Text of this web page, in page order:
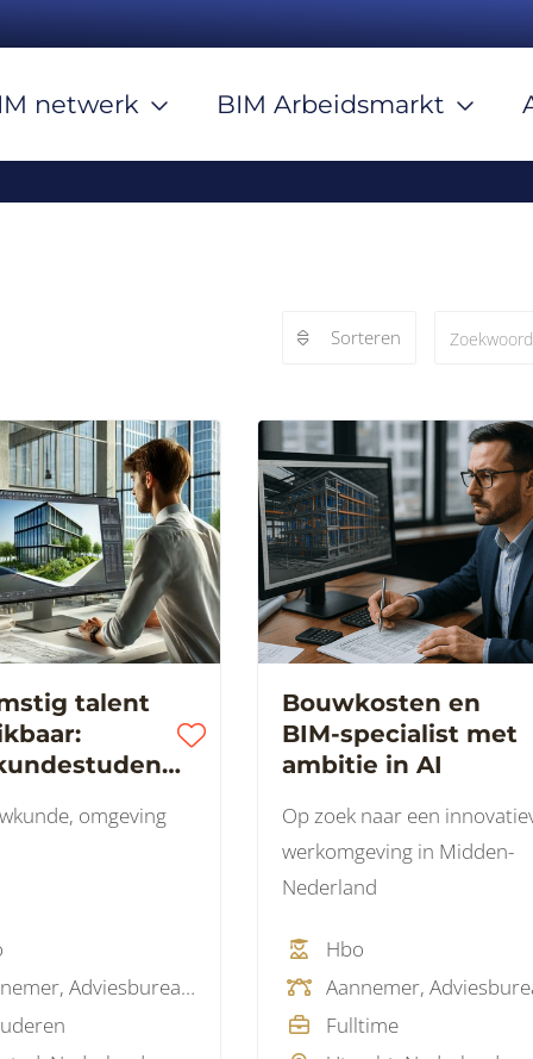
Sorteren
talent
bouwen
omgeving
Aannemer, Adviesbureau, Architectenbureau, Ingenieursbureau, Softwareleverancier, Woningcorporatie
Bouwkosten en
BIM-specialist met
ambitie in AI
Op zoek naar een
werkomgeving in Midden-
Nederland
Hbo
Fulltime
netwerk BIM Arbeidsmarkt